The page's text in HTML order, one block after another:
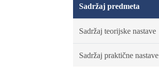
Sadržaj predmeta
Sadržaj teorijske nastave
Sadržaj praktične nastave